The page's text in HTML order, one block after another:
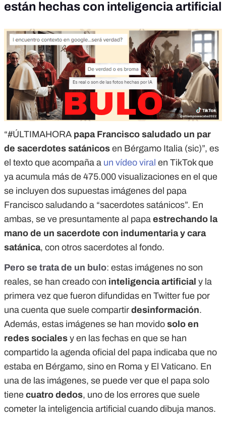
están hechas con inteligencia artificial
“#ÚLTIMAHORA papa Francisco saludado un par
de sacerdotes satánicos en Bérgamo Italia (sic)”, es
el texto que acompaña a un vídeo viral en TikTok que
ya acumula más de 475.000 visualizaciones en el que
se incluyen dos supuestas imágenes del papa
Francisco saludando a “sacerdotes satánicos”. En
ambas, se ve presuntamente al papa estrechando la
mano de un sacerdote con indumentaria y cara
satánica, con otros sacerdotes al fondo.
Pero se trata de un bulo: estas imágenes no son
reales, se han creado con inteligencia artificial y la
primera vez que fueron difundidas en Twitter fue por
una cuenta que suele compartir desinformación.
Además, estas imágenes se han movido solo en
redes sociales y en las fechas en que se han
compartido la agenda oficial del papa indicaba que no
estaba en Bérgamo, sino en Roma y El Vaticano. En
una de las imágenes, se puede ver que el papa solo
tiene cuatro dedos, uno de los errores que suele
cometer la inteligencia artificial cuando dibuja manos.